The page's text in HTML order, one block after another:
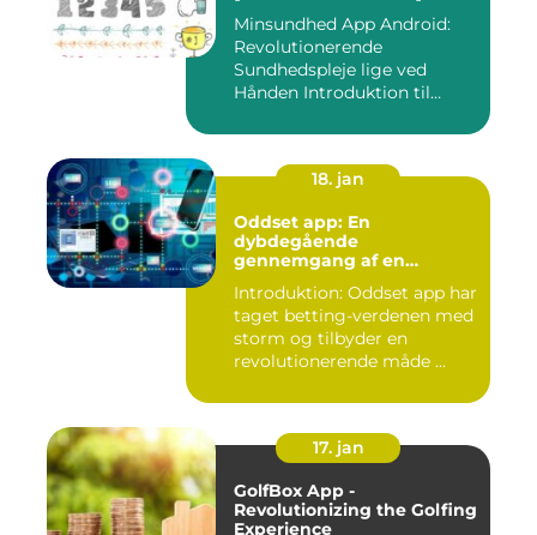
Minsundhed App Android:
Revolutionerende
Sundhedspleje lige ved
Hånden Introduktion til
18. jan
Oddset app: En
dybdegående
gennemgang af en
Introduktion: Oddset app har
taget betting-verdenen med
storm og tilbyder en
revolutionerende måde ...
17. jan
GolfBox App -
Revolutionizing the Golfing
Experience